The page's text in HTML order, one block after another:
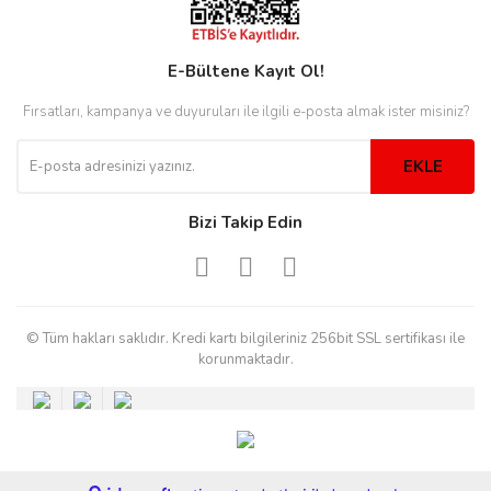
E-Bültene Kayıt Ol!
Fırsatları, kampanya ve duyuruları ile ilgili e-posta almak ister misiniz?
EKLE
Bizi Takip Edin
© Tüm hakları saklıdır. Kredi kartı bilgileriniz 256bit SSL sertifikası ile
korunmaktadır.